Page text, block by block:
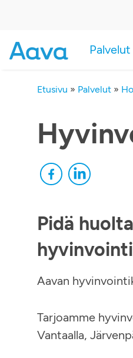
Palvelut
Etusivu » Palvelut »
Pidä
Aavan
Tarjoamme
Vantaalla,